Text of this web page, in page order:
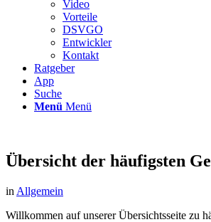
Video
Vorteile
DSVGO
Entwickler
Kontakt
Ratgeber
App
Suche
Menü Menü
Übersicht der häufigsten
in Allgemein
Willkommen auf unserer Übersichtsseite zu